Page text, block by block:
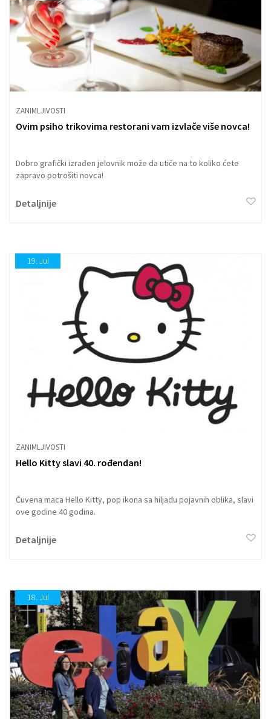
ZANIMLJIVOSTI
Ovim psiho trikovima restorani vam izvlače više novca!
Dobro grafički izrađen jelovnik može da utiče na to koliko ćete
zapravo potrošiti novca!
Detaljnije
19. Jul
ZANIMLJIVOSTI
Hello Kitty slavi 40. rođendan!
Čuvena maca Hello Kitty, pop ikona sa hiljadu pojavnih oblika, slavi
ove godine 40 godina.
Detaljnije
18. Jul